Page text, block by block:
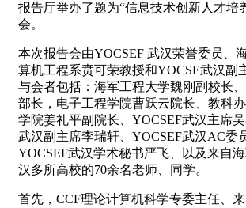
报告厅举办了题为“信息技术创新人才培
会。
本次报告会由YOCSEF 武汉荣誉委员、
算机工程系贲可荣教授和YOCSE武汉副
与会者包括：海军工程大学魏刚副校长
部长，电子工程学院曹跃云院长、教科
学院姜礼平副院长、YOCSEF武汉主席
武汉副主席李瑞轩、YOCSEF武汉AC委
YOCSEF武汉学术秘书严飞、以及来自
汉多所高校的70余名老师、同学。
首先，CCF理论计算机科学专委主任、